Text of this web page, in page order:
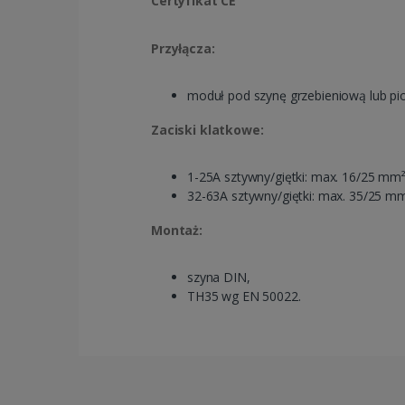
Przyłącza:
moduł pod szynę grzebieniową lub
Zaciski klatkowe:
1-25A sztywny/giętki: max. 16/25
32-63A sztywny/giętki: max. 35/25
Montaż:
szyna DIN,
TH35 wg EN 50022.